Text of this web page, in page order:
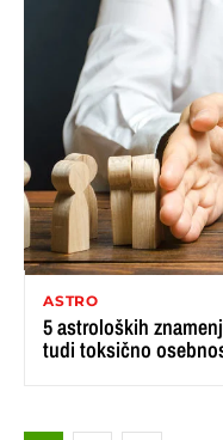
ASTRO
5 astroloških
tudi toksično